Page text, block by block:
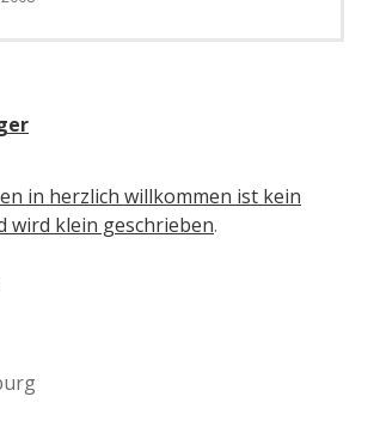
in herzlich willkommen ist kein
wird klein geschrieben.